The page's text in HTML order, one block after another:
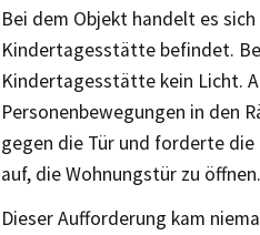
Bei dem Objekt handelt es
Kindertagesstätte befindet.
Kindertagesstätte kein Licht.
Personenbewegungen in den
gegen die Tür und forderte
auf, die Wohnungstür zu öffnen.
Dieser Aufforderung kam